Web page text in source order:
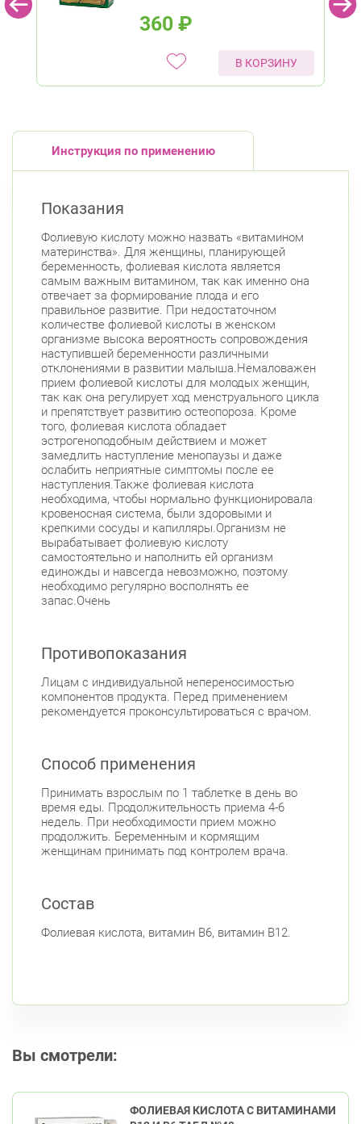
360 ₽
В КОРЗИНУ
Инструкция по применению
Показания
Фолиевую кислоту можно назвать «витамином
материнства». Для женщины, планирующей
беременность, фолиевая кислота является
самым важным витамином, так как именно она
отвечает за формирование плода и его
правильное развитие. При недостаточном
количестве фолиевой кислоты в женском
организме высока вероятность сопровождения
наступившей беременности различными
отклонениями в развитии малыша.Немаловажен
прием фолиевой кислоты для молодых женщин,
так как она регулирует ход менструального цикла
и препятствует развитию остеопороза. Кроме
того, фолиевая кислота обладает
эстрогеноподобным действием и может
замедлить наступление менопаузы и даже
ослабить неприятные симптомы после ее
наступления.Также фолиевая кислота
необходима, чтобы нормально функционировала
кровеносная система, были здоровыми и
крепкими сосуды и капилляры.Организм не
вырабатывает фолиевую кислоту
самостоятельно и наполнить ей организм
единожды и навсегда невозможно, поэтому
необходимо регулярно восполнять ее
запас.Очень
Противопоказания
Лицам с индивидуальной непереносимостью
компонентов продукта. Перед применением
рекомендуется проконсультироваться с врачом.
Способ применения
Принимать взрослым по 1 таблетке в день во
время еды. Продолжительность приема 4-6
недель. При необходимости прием можно
продолжить. Беременным и кормящим
женщинам принимать под контролем врача.
Состав
Фолиевая кислота, витамин В6, витамин В12.
Вы смотрели:
ФОЛИЕВАЯ КИСЛОТА С ВИТАМИНАМИ